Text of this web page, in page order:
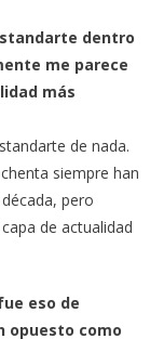
dentro
me parece
más
de nada.
siempre han
pero
de actualidad
eso de
opuesto como